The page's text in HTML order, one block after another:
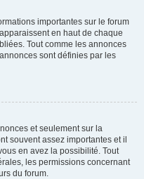
importantes sur le forum
en haut de chaque
Tout comme les annonces
sont définies par les
et seulement sur la
souvent assez importantes et il
en avez la possibilité. Tout
les permissions concernant
du forum.